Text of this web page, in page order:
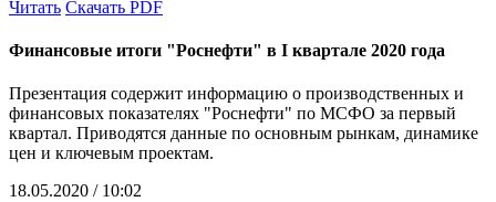
Читать Скачать PDF
Финансовые итоги "Роснефти" в I квартале 2020 года
Презентация содержит информацию о производственных и
финансовых показателях "Роснефти" по МСФО за первый
квартал. Приводятся данные по основным рынкам, динамике
цен и ключевым проектам.
18.05.2020 / 10:02